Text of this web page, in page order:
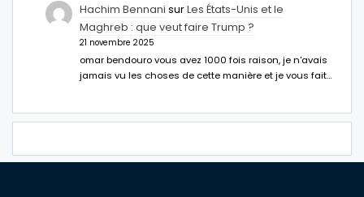
Hachim Bennani surLes États-Unis et le
Maghreb : que veut faire Trump ?
21 novembre 2025
omar bendouro vous avez 1000 fois raison, je n'avais
jamais vu les choses de cette manière et je vous fait…